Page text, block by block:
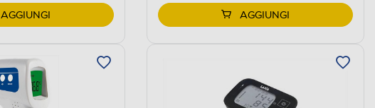
AGGIUNGI AGGIUNGI